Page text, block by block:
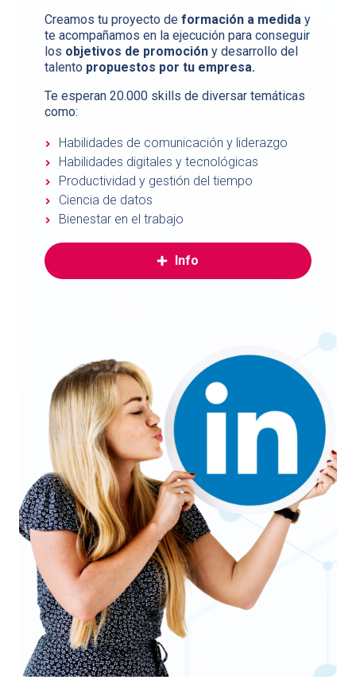
Creamos tu proyecto de formación a medida y
te acompañamos en la ejecución para conseguir
los objetivos de promoción y desarrollo del
talento propuestos por tu empresa.
Te esperan 20.000 skills de diversar temáticas
como:
Habilidades de comunicación y liderazgo
Habilidades digitales y tecnológicas
Productividad y gestión del tiempo
Ciencia de datos
Bienestar en el trabajo
Info